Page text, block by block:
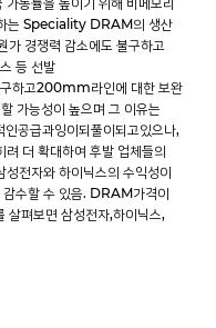
는 Speciality DRAM의 생산
경쟁력 감소에도 불구하고
등 선발
하고200mm라인에 대한 보완
가능성이 높으며 그 이유는
공급과잉이되풀이되고있으나,
더 확대하여 후발 업체들의
전자와 하이닉스의 수익성이
수할 수 있음. DRAM가격이
펴보면 삼성전자,하이닉스,